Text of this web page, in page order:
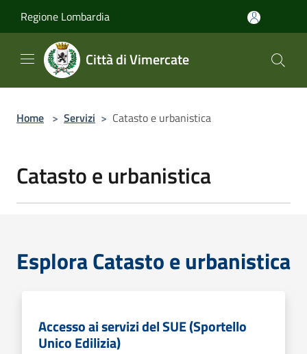
Regione Lombardia
Città di Vimercate
Home > Servizi > Catasto e urbanistica
Catasto e urbanistica
Esplora Catasto e urbanistica
Accesso ai servizi del SUE (Sportello
Unico Edilizia)